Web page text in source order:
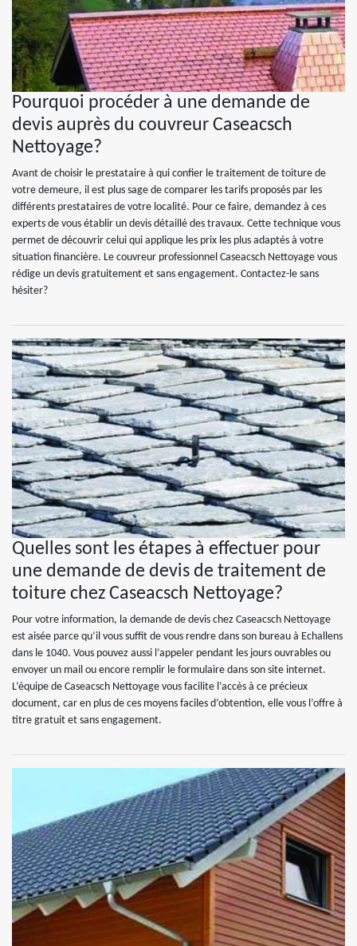
Pourquoi procéder à une demande de
devis auprès du couvreur Caseacsch
Nettoyage?
Avant de choisir le prestataire à qui confier le traitement de toiture de
votre demeure, il est plus sage de comparer les tarifs proposés par les
différents prestataires de votre localité. Pour ce faire, demandez à ces
experts de vous établir un devis détaillé des travaux. Cette technique vous
permet de découvrir celui qui applique les prix les plus adaptés à votre
situation financière. Le couvreur professionnel Caseacsch Nettoyage vous
rédige un devis gratuitement et sans engagement. Contactez-le sans
hésiter?
Quelles sont les étapes à effectuer pour
une demande de devis de traitement de
toiture chez Caseacsch Nettoyage?
Pour votre information, la demande de devis chez Caseacsch Nettoyage
est aisée parce qu’il vous suffit de vous rendre dans son bureau à Echallens
dans le 1040. Vous pouvez aussi l’appeler pendant les jours ouvrables ou
envoyer un mail ou encore remplir le formulaire dans son site internet.
L’équipe de Caseacsch Nettoyage vous facilite l’accès à ce précieux
document, car en plus de ces moyens faciles d’obtention, elle vous l’offre à
titre gratuit et sans engagement.